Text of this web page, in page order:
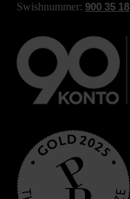
Swishnummer: 900 35 18